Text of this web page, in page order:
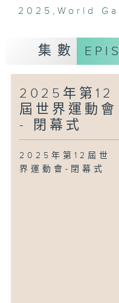
2025 ,World
集數
2025年第12
屆世界運動會
- 閉幕式
2025年第12屆世
界運動會-閉幕式